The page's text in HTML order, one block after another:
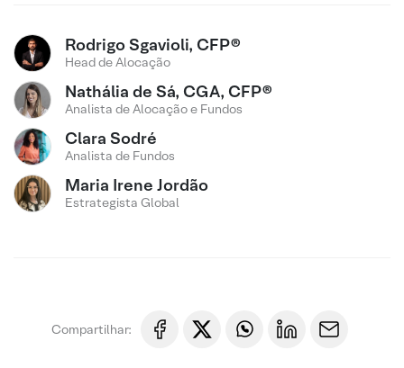
Rodrigo Sgavioli, CFP®
Head de Alocação
Nathália de Sá, CGA, CFP®
Analista de Alocação e Fundos
Clara Sodré
Analista de Fundos
Maria Irene Jordão
Estrategista Global
Compartilhar: